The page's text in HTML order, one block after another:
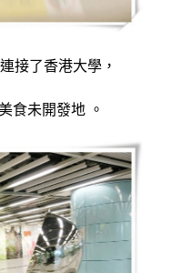
連接了香港大學，
食未開發地 。